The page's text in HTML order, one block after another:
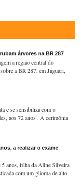
árvores na BR 287
a região central do
a BR 287, em Jaguari,
e se sensibiliza com o
aos 72 anos . A cerimônia
a realizar o exame
5 anos, filha da Aline Silveira
com um glioma de alto